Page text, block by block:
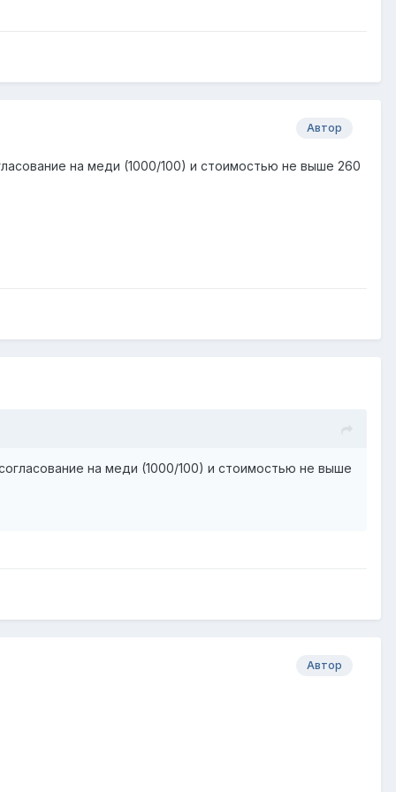
Автор
на меди (1000/100) и стоимостью не выше 260
на меди (1000/100) и стоимостью не выше
Автор